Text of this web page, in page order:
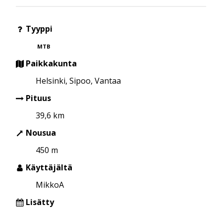
Tyyppi
MTB
Paikkakunta
Helsinki, Sipoo, Vantaa
Pituus
39,6 km
Nousua
450 m
Käyttäjältä
MikkoA
Lisätty